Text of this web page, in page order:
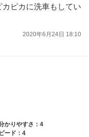
ピカに洗車もしてい
2020年6月24日 18:10
かりやすさ：4
ード：4